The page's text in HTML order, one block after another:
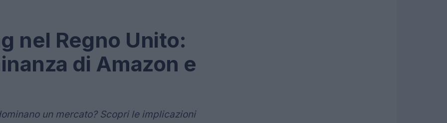
nel Regno Unito:
di Amazon e
un mercato? Scopri le implicazioni